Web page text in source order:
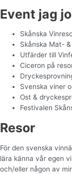
Event jag
Skånska
Skånska Mat-
Utfärder till
Ciceron på
Svenska viner
Ost &
Festivalen
Resor
För den svenska
lära känna vår egen
och/eller någon av